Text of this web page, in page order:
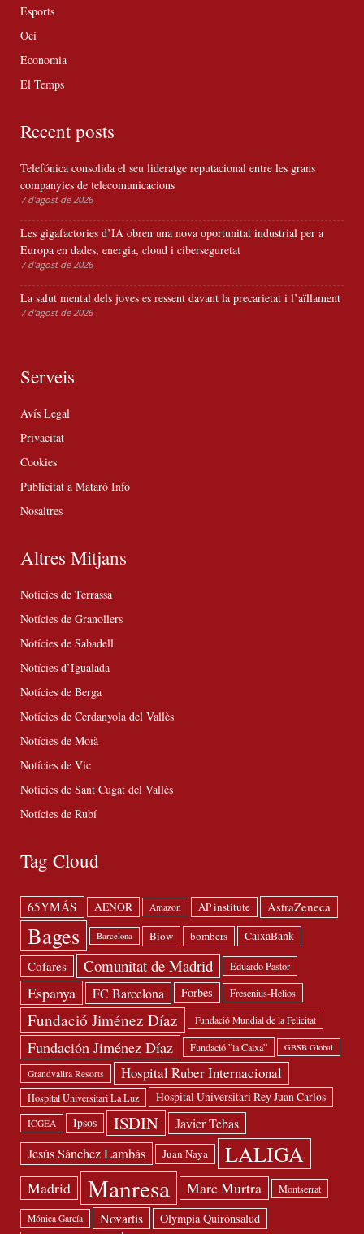
Esports
Oci
Economia
El Temps
Recent posts
Telefónica consolida el seu lideratge reputacional entre les grans
companyies de telecomunicacions
7 d'agost de 2026
Les gigafactories d’IA obren una nova oportunitat industrial per a
Europa en dades, energia, cloud i ciberseguretat
7 d'agost de 2026
La salut mental dels joves es ressent davant la precarietat i l’aïllament
7 d'agost de 2026
Serveis
Avís Legal
Privacitat
Cookies
Publicitat a Mataró Info
Nosaltres
Altres Mitjans
Notícies de Terrassa
Notícies de Granollers
Notícies de Sabadell
Notícies d’Igualada
Notícies de Berga
Notícies de Cerdanyola del Vallès
Notícies de Moià
Notícies de Vic
Notícies de Sant Cugat del Vallès
Notícies de Rubí
Tag Cloud
65YMÁS AENOR Amazon AP institute AstraZeneca
Bages Barcelona Biow bombers CaixaBank
Cofares Comunitat de Madrid Eduardo Pastor
Espanya FC Barcelona Forbes Fresenius-Helios
Fundació Jiménez Díaz Fundació Mundial de la Felicitat
Fundación Jiménez Díaz Fundació ”la Caixa” GBSB Global
Grandvalira Resorts Hospital Ruber Internacional
Hospital Universitari La Luz Hospital Universitari Rey Juan Carlos
ICGEA Ipsos ISDIN Javier Tebas
Jesús Sánchez Lambás Juan Naya LALIGA
Madrid Manresa Marc Murtra Montserrat
Mónica García Novartis Olympia Quirónsalud